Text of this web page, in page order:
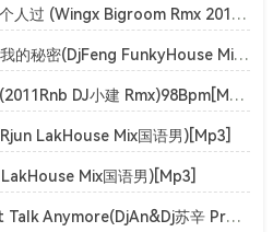
庄心妍 - 两个人的回忆一个人过 (Wingx Bigroom Rmx 2019)[Mp3]
【精品】G.E.M. 邓紫棋 - 我的秘密(DjFeng FunkyHouse Mix国语女)空灵鼓[Mp3]
张靓颖 - 如果这就是爱情(2011Rnb DJ小建 Rmx)98Bpm[Mp3]
LakHouse Mix国语男)[Mp3]
Mix国语男)[Mp3]
Charlie Puth - We Don't Talk Anymore(DjAn&Dj苏辛 ProgHouse Mix)[Mp3]